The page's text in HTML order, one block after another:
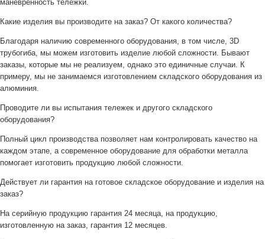
маневренность тележки.
Какие изделия вы производите на заказ? От какого количества?
Благодаря наличию современного оборудования, в том числе, 3D
трубогиба, мы можем изготовить изделие любой сложности. Бывают
заказы, которые мы не реализуем, однако это единичные случаи. К
примеру, мы не занимаемся изготовлением складского оборудования из
алюминия.
Проводите ли вы испытания тележек и другого складского
оборудования?
Полный цикл производства позволяет нам контролировать качество на
каждом этапе, а современное оборудование для обработки металла
помогает изготовить продукцию любой сложности.
Действует ли гарантия на готовое складское оборудование и изделия на
заказ?
На серийную продукцию гарантия 24 месяца, на продукцию,
изготовленную на заказ, гарантия 12 месяцев.